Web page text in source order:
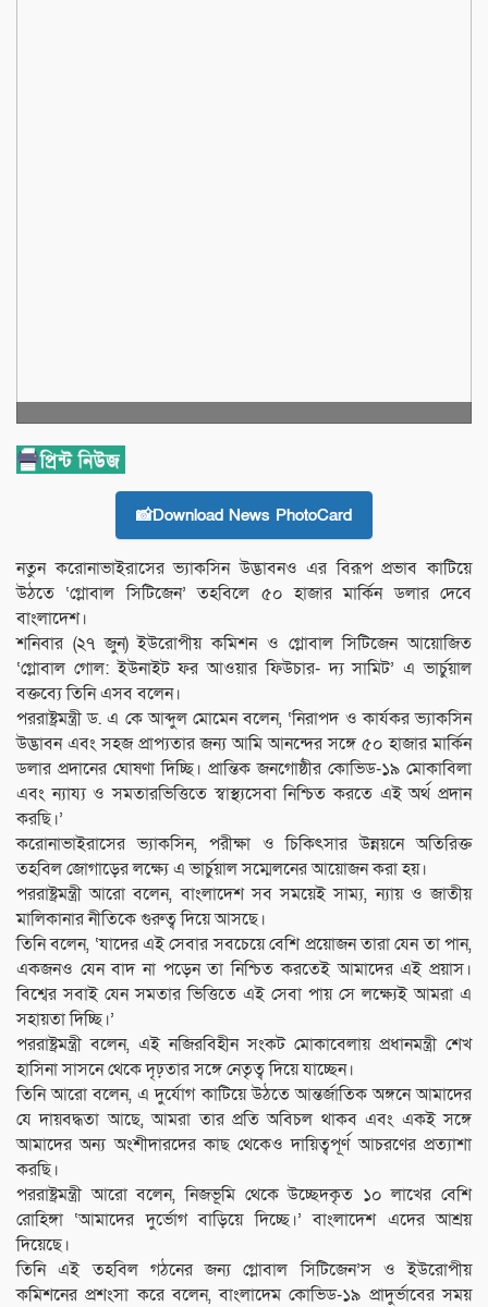
📸Download News PhotoCard
নতুন করোনাভাইরাসের ভ্যাকসিন উদ্ভাবনও এর বিরূপ প্রভাব কাটিয়ে
উঠতে ‘গ্লোবাল সিটিজেন’ তহবিলে ৫০ হাজার মার্কিন ডলার দেবে
বাংলাদেশ।
শনিবার (২৭ জুন) ইউরোপীয় কমিশন ও গ্লোবাল সিটিজেন আয়োজিত
‘গ্লোবাল গোল: ইউনাইট ফর আওয়ার ফিউচার- দ্য সামিট’ এ ভার্চুয়াল
বক্তব্যে তিনি এসব বলেন।
পররাষ্ট্রমন্ত্রী ড. এ কে আব্দুল মোমেন বলেন, ‘নিরাপদ ও কার্যকর ভ্যাকসিন
উদ্ভাবন এবং সহজ প্রাপ্যতার জন্য আমি আনন্দের সঙ্গে ৫০ হাজার মার্কিন
ডলার প্রদানের ঘোষণা দিচ্ছি। প্রান্তিক জনগোষ্ঠীর কোভিড-১৯ মোকাবিলা
এবং ন্যায্য ও সমতারভিত্তিতে স্বাস্থ্যসেবা নিশ্চিত করতে এই অর্থ প্রদান
করছি।’
করোনাভাইরাসের ভ্যাকসিন, পরীক্ষা ও চিকিৎসার উন্নয়নে অতিরিক্ত
তহবিল জোগাড়ের লক্ষ্যে এ ভার্চুয়াল সম্মেলনের আয়োজন করা হয়।
পররাষ্ট্রমন্ত্রী আরো বলেন, বাংলাদেশ সব সময়েই সাম্য, ন্যায় ও জাতীয়
মালিকানার নীতিকে গুরুত্ব দিয়ে আসছে।
তিনি বলেন, ‘যাদের এই সেবার সবচেয়ে বেশি প্রয়োজন তারা যেন তা পান,
একজনও যেন বাদ না পড়েন তা নিশ্চিত করতেই আমাদের এই প্রয়াস।
বিশ্বের সবাই যেন সমতার ভিত্তিতে এই সেবা পায় সে লক্ষ্যেই আমরা এ
সহায়তা দিচ্ছি।’
পররাষ্ট্রমন্ত্রী বলেন, এই নজিরবিহীন সংকট মোকাবেলায় প্রধানমন্ত্রী শেখ
হাসিনা সাসনে থেকে দৃঢ়তার সঙ্গে নেতৃত্ব দিয়ে যাচ্ছেন।
তিনি আরো বলেন, এ দুর্যোগ কাটিয়ে উঠতে আন্তর্জাতিক অঙ্গনে আমাদের
যে দায়বদ্ধতা আছে, আমরা তার প্রতি অবিচল থাকব এবং একই সঙ্গে
আমাদের অন্য অংশীদারদের কাছ থেকেও দায়িত্বপূর্ণ আচরণের প্রত্যাশা
করছি।
পররাষ্ট্রমন্ত্রী আরো বলেন, নিজভূমি থেকে উচ্ছেদকৃত ১০ লাখের বেশি
রোহিঙ্গা ‘আমাদের দুর্ভোগ বাড়িয়ে দিচ্ছে।’ বাংলাদেশ এদের আশ্রয়
দিয়েছে।
তিনি এই তহবিল গঠনের জন্য গ্লোবাল সিটিজেন’স ও ইউরোপীয়
কমিশনের প্রশংসা করে বলেন, বাংলাদেম কোভিড-১৯ প্রাদুর্ভাবের সময়